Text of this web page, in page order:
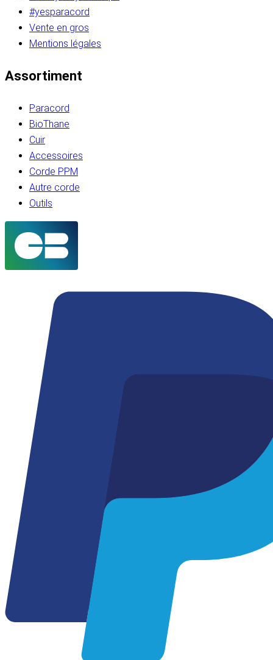
#yesparacord
Vente en gros
Mentions légales
Assortiment
Paracord
BioThane
Cuir
Accessoires
Corde PPM
Autre corde
Outils